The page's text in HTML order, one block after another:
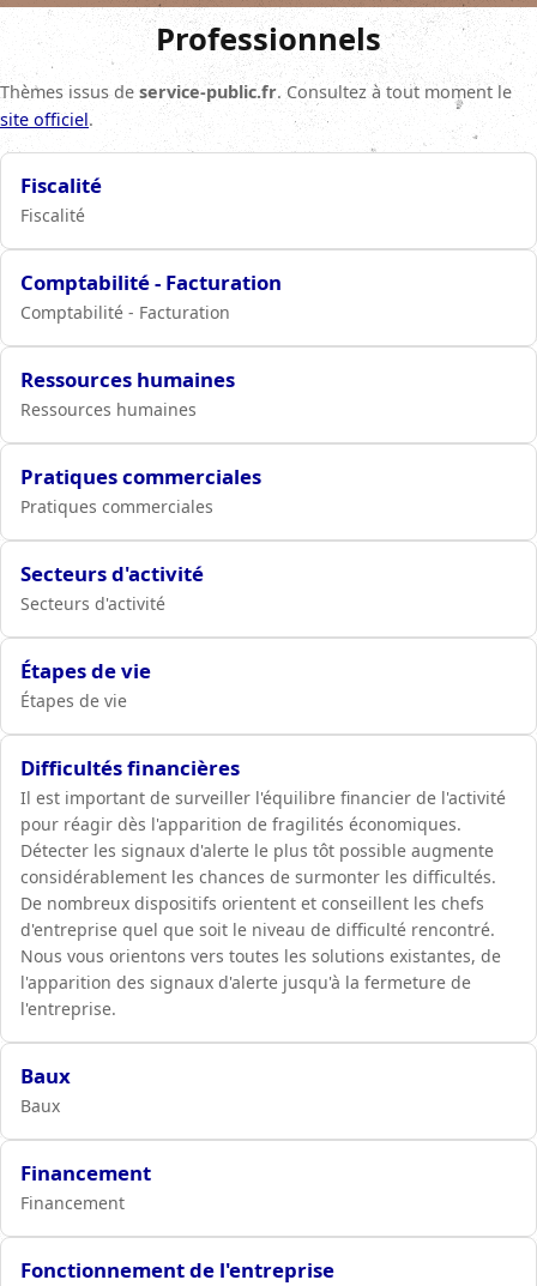
Professionnels
Thèmes issus de service-public.fr. Consultez à tout moment le
site officiel.
Fiscalité
Fiscalité
Comptabilité - Facturation
Comptabilité - Facturation
Ressources humaines
Ressources humaines
Pratiques commerciales
Pratiques commerciales
Secteurs d'activité
Secteurs d'activité
Étapes de vie
Étapes de vie
Difficultés financières
Il est important de surveiller l'équilibre financier de l'activité
pour réagir dès l'apparition de fragilités économiques.
Détecter les signaux d'alerte le plus tôt possible augmente
considérablement les chances de surmonter les difficultés.
De nombreux dispositifs orientent et conseillent les chefs
d'entreprise quel que soit le niveau de difficulté rencontré.
Nous vous orientons vers toutes les solutions existantes, de
l'apparition des signaux d'alerte jusqu'à la fermeture de
l'entreprise.
Baux
Baux
Financement
Financement
Fonctionnement de l'entreprise